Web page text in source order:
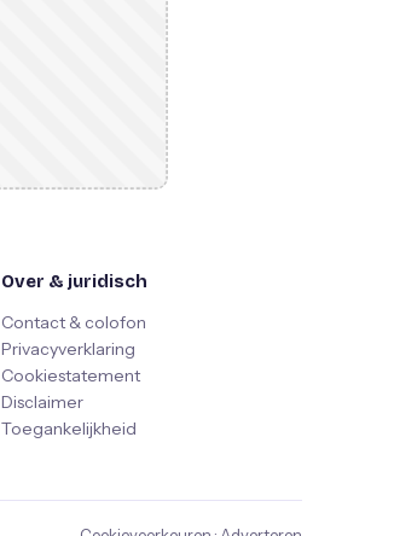
Over & juridisch
Contact & colofon
Privacyverklaring
Cookiestatement
Disclaimer
Toegankelijkheid